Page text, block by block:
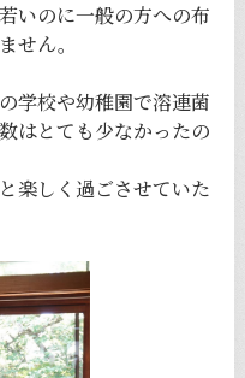
いのに一般の方への布
せん。
学校や幼稚園で溶連菌
はとても少なかったの
楽しく過ごさせていた